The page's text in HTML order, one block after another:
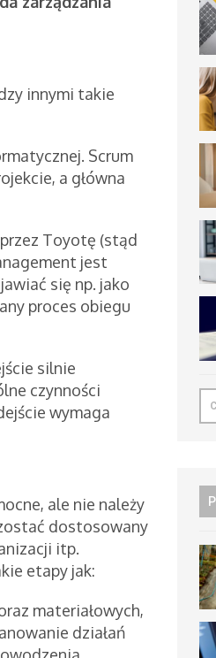
innymi takie
Scrum
a główna
Toyotę (stąd
jest
się np. jako
proces obiegu
silnie
czynności
wymaga
ale nie należy
dostosowany
itp.
etapy jak:
materiałowych,
działań